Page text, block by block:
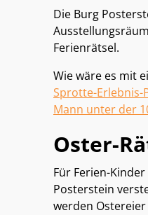
Die Burg
Ferienrätsel.
Wie wäre es mit
Sprotte-Erlebnis-
Mann unter der
Oster-
Für Ferien-
Posterstein
werden